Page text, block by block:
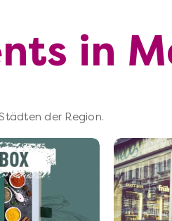
in
der Region.